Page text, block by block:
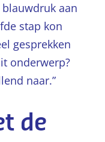
blauwdruk aan
stap kon
gesprekken
onderwerp?
naar.”
de